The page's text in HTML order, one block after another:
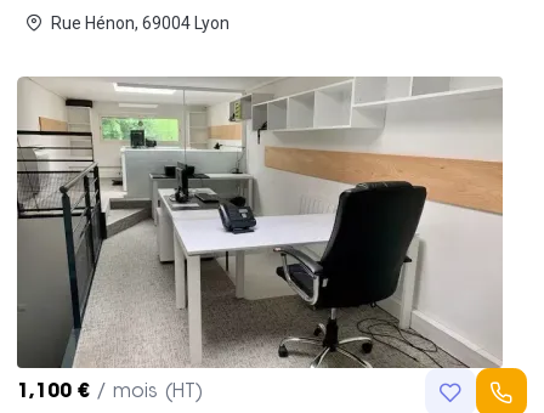
Rue Hénon, 69004 Lyon
1,100 € / mois (HT)